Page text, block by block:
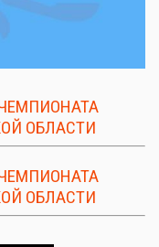
ОБЛАСТИ
ОБЛАСТИ